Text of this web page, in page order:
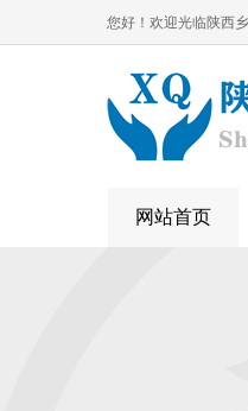
您好！欢迎光临陕西
网站首页